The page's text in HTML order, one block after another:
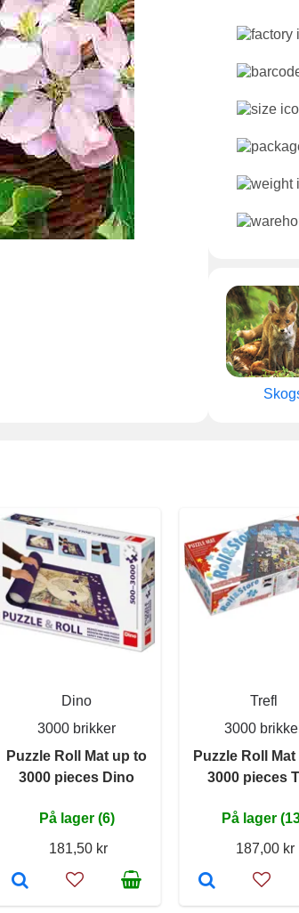
Dino
3000 brikker
Puzzle Roll Mat up to
3000 pieces Dino
På lager (6)
181,50 kr
Trefl
3000
Puzzle Roll
3000 pieces
På lager
187,00 kr